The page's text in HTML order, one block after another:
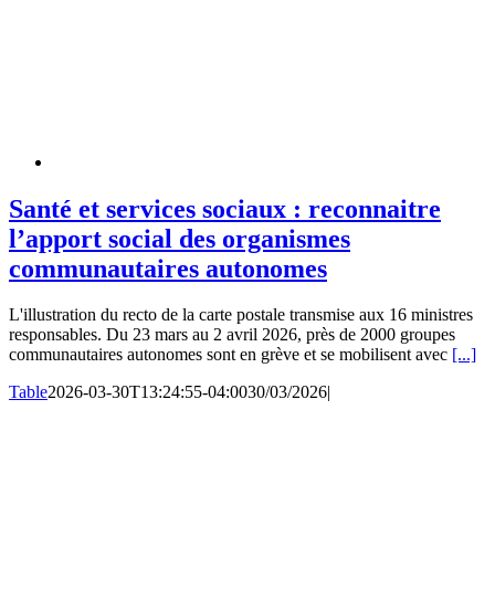
Santé et services sociaux : reconnaitre
l’apport social des organismes
communautaires autonomes
L'illustration du recto de la carte postale transmise aux 16 ministres
responsables. Du 23 mars au 2 avril 2026, près de 2000 groupes
communautaires autonomes sont en grève et se mobilisent avec [...]
Table2026-03-30T13:24:55-04:0030/03/2026|